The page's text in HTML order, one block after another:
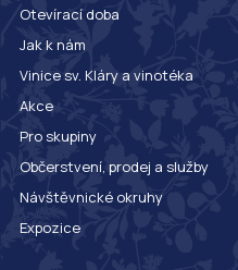
Otevírací doba
Jak k nám
Vinice sv. Kláry a vinotéka
Akce
Pro skupiny
Občerstvení, prodej a služby
Návštěvnické okruhy
Expozice